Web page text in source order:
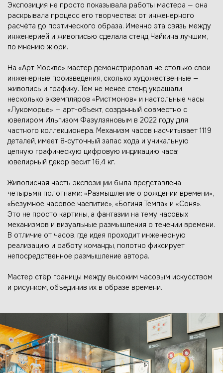
Экспозиция не просто показывала работы мастера — она
раскрывала процесс его творчества: от инженерного
расчёта до поэтического образа. Именно эта связь между
инженерией и живописью сделала стенд Чайкина лучшим,
по мнению жюри.
На «Арт Москве» мастер демонстрировал не столько свои
инженерные произведения, сколько художественные —
живопись и графику. Тем не менее стенд украшали
несколько экземпляров «Ристмонов» и настольные часы
«Лукоморье» — арт-объект, созданный совместно с
ювелиром Ильгизом Фазулзяновым в 2022 году для
частного коллекционера. Механизм часов насчитывает 1119
деталей, имеет 8‑суточный запас хода и уникальную
цепную графическую цифровую индикацию часа;
ювелирный декор весит 16,4 кг.
Живописная часть экспозиции была представлена
четырьмя полотнами: «Размышление о рождении времени»,
«Безумное часовое чаепитие», «Богиня Темпа» и «Соня».
Это не просто картины, а фантазии на тему часовых
механизмов и визуальные размышления о течении времени.
В отличие от часов, где идея проходит инженерную
реализацию и работу команды, полотно фиксирует
непосредственное размышление автора.
Мастер стёр границы между высоким часовым искусством
и рисунком, объединив их в образе времени.